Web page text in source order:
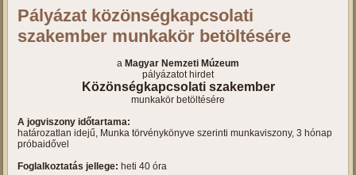
Pályázat közönségkapcsolati
szakember munkakör betöltésére
a Magyar Nemzeti Múzeum
pályázatot hirdet
Közönségkapcsolati szakember
munkakör betöltésére
A jogviszony időtartama:
határozatlan idejű, Munka törvénykönyve szerinti munkaviszony, 3 hónap
próbaidővel
Foglalkoztatás jellege: heti 40 óra